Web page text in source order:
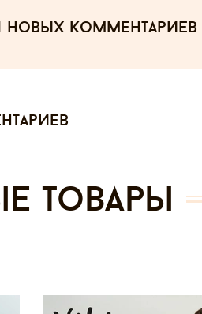
новых комментариев
товары